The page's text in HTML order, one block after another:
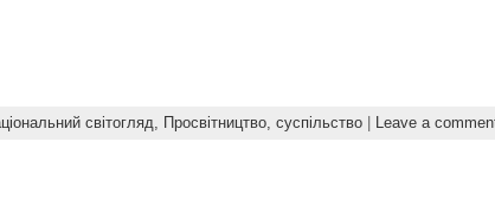
h
ar
світогляд, Просвітництво, суспільство Leave a